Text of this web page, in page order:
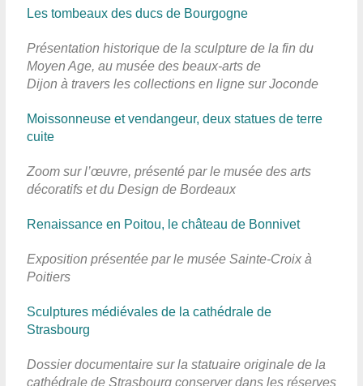
Les tombeaux des ducs de Bourgogne
Présentation historique de la sculpture de la fin du
Moyen Age, au musée des beaux-arts de
Dijon à travers les collections en ligne sur Joconde
Moissonneuse et vendangeur, deux statues de terre
cuite
Zoom sur l’œuvre, présenté par le musée des arts
décoratifs et du Design de Bordeaux
Renaissance en Poitou, le château de Bonnivet
Exposition présentée par le musée Sainte-Croix à
Poitiers
Sculptures médiévales de la cathédrale de
Strasbourg
Dossier documentaire sur la statuaire originale de la
cathédrale de Strasbourg conserver dans les réserves